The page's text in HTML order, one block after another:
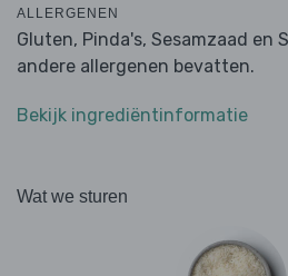
ALLERGENEN
Gluten, Pinda's, Sesamzaad en
andere allergenen bevatten.
Bekijk ingrediëntinformatie
Wat we sturen